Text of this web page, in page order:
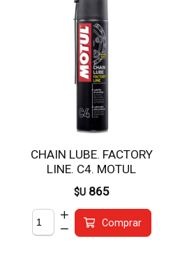
CHAIN LUBE. FACTORY
LINE. C4. MOTUL
$U 865
Comprar